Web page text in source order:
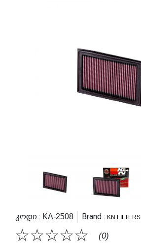
Კოდი : KA-2508 Brand : KN FILTERS
☆
☆
☆
☆
☆ (0)